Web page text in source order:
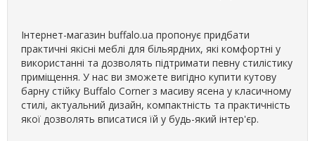
Інтернет-магазин buffalo.ua пропонує придбати
практичні якісні меблі для більярдних, які комфортні у
використанні та дозволять підтримати певну стилістику
приміщення. У нас ви зможете вигідно купити кутову
барну стійку Buffalo Corner з масиву ясена у класичному
стилі, актуальний дизайн, компактність та практичність
якої дозволять вписатися їй у будь-який інтер'єр.